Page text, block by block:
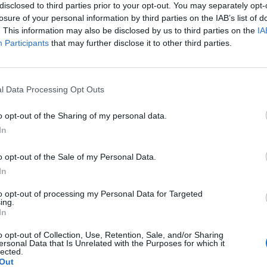
to third parties prior to your opt-out. You may separately
of your personal information by third parties on the IAB’s list of
This information may also be disclosed by us to third parties on the
Participants that may further disclose it to other third parties.
Data Processing Opt Outs
opt-out of the Sharing of my personal data.
opt-out of the Sale of my Personal Data.
opt-out of processing my Personal Data for Targeted
opt-out of Collection, Use, Retention, Sale, and/or Sharing
Data that Is Unrelated with the Purposes for which it
el segundo ciclo de la convocatoria de 2026
de las Fuerzas Armadas, conuna
entre el Ejército de Tierra, la Armada y el
de Defensa en Córdoba, de las plazas
ubicadas en Andalucía. En
Ejército de Tierra, 429 para la Armada y
estarán destinadas a unidades situadas
solicitud el pasado 1 de junio y
12 de julio de 2026
a través de la Sede Electrónica Central
Oficial del Estado número 7, de fecha